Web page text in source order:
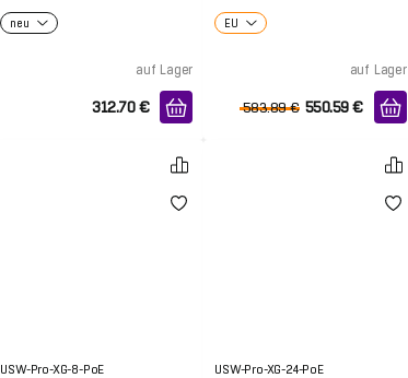
neu
auf Lager
312.70 €
EU
auf Lager
583.89 € 550.59 €
USW-Pro-XG-8-PoE USW-Pro-XG-24-PoE